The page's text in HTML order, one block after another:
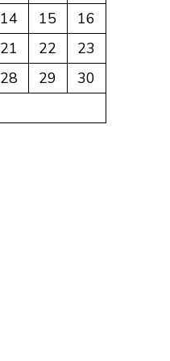
14 15
16
21 22
23
28 29
30